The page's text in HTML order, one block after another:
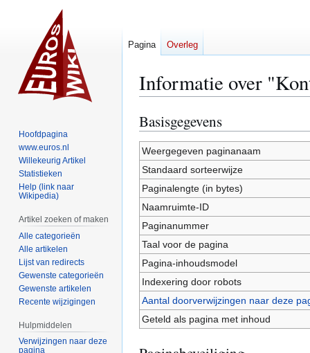
Informatie over
Naar
navigatie
springen
Naar
zoeken
springen
Basisgegevens
Weergegeven paginanaam
Standaard sorteerwijze
Paginalengte (in bytes)
Naamruimte-ID
Paginanummer
Taal voor de pagina
Pagina-inhoudsmodel
Indexering door robots
Aantal doorverwijzingen naar deze
Geteld als pagina met inhoud
Pagina Overleg
Hoofdpagina
www.euros.nl
Willekeurig Artikel
Statistieken
Help (link naar
Wikipedia)
Artikel zoeken of maken
Alle categorieën
Alle artikelen
Lijst van redirects
Gewenste categorieën
Gewenste artikelen
Recente wijzigingen
Hulpmiddelen
Verwijzingen naar deze
pagina